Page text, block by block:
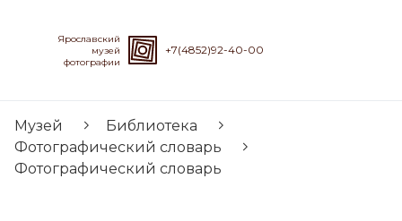
Ярославский
музей
фотографии
+7(4852)92-40-00
Музей
Библиотека
Фотографический словарь
Фотографический словарь